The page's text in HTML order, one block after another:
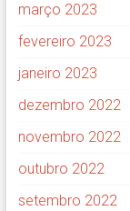
março 2023
fevereiro 2023
janeiro 2023
dezembro 2022
novembro 2022
outubro 2022
setembro 2022